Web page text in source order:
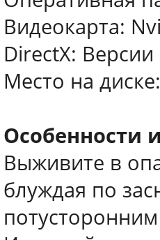
Видеокарта:
DirectX: Версии
Место на
Особенности
Выживите в
блуждая по